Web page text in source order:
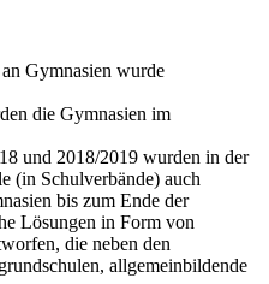
Gymnasien wurde
die Gymnasien im
und 2018/2019 wurden in der
(in Schulverbände) auch
bis zum Ende der
Lösungen in Form von
die neben den
allgemeinbildende